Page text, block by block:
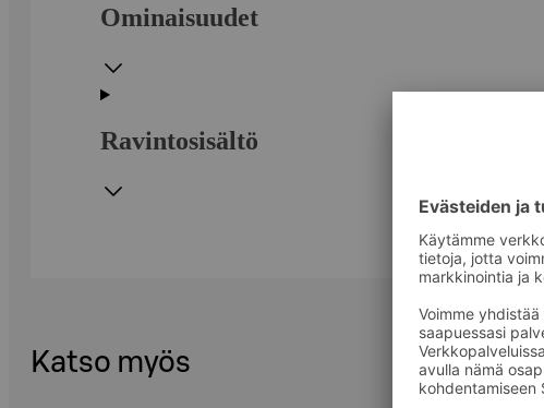
Ominaisuudet
Ravintosisältö
Katso myös